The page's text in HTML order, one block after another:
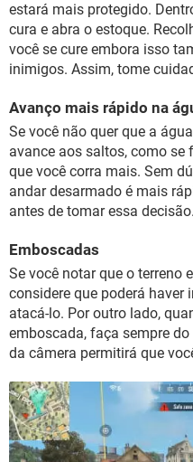
estará mais protegido.
cura e abra o estoque.
você se cure embora isso
inimigos. Assim, tome
Avanço mais rápido na
Se você não quer que a
avance aos saltos, como se
que você corra mais. Sem
andar desarmado é mais
antes de tomar essa decisão.
Emboscadas
Se você notar que o terreno
considere que poderá haver
atacá-lo. Por outro lado,
emboscada, faça sempre
da câmera permitirá que